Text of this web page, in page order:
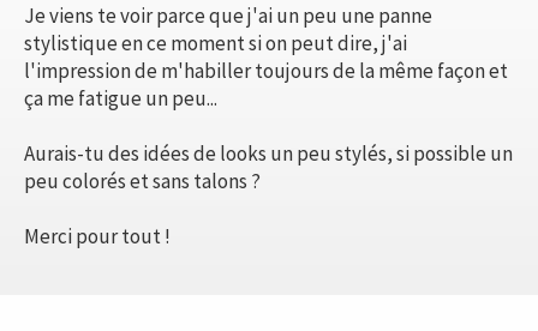
Je viens te voir parce que j'ai un peu une panne
stylistique en ce moment si on peut dire, j'ai
l'impression de m'habiller toujours de la même façon et
ça me fatigue un peu...
Aurais-tu des idées de looks un peu stylés, si possible un
peu colorés et sans talons ?
Merci pour tout !